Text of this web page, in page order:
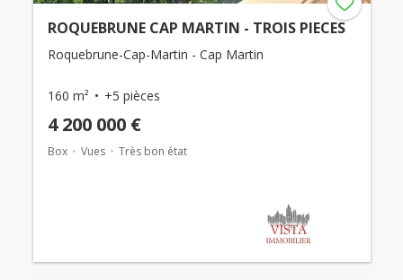
ROQUEBRUNE CAP MARTIN - TROIS PIECES
Roquebrune-Cap-Martin - Cap Martin
160 m² +5 pièces
4 200 000 €
Box Vues Très bon état